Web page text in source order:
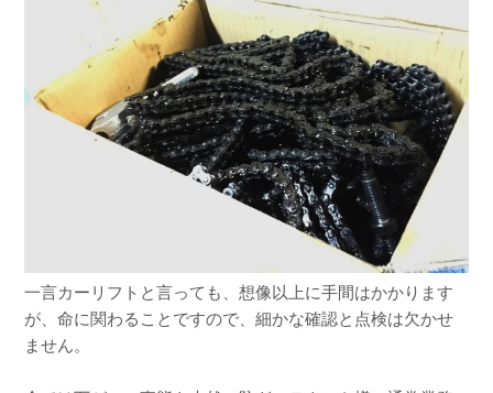
一言カーリフトと言っても、想像以上に手間はかかります
が、命に関わることですので、細かな確認と点検は欠かせ
ません。